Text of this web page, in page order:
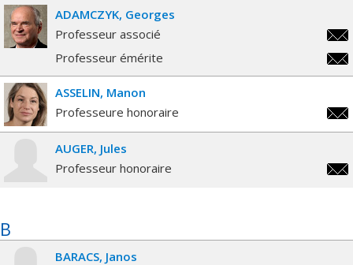
ADAMCZYK Georges
Professeur associé
Professeur émérite
ASSELIN Manon
Professeure honoraire
AUGER Jules
Professeur honoraire
B
BARACS Janos